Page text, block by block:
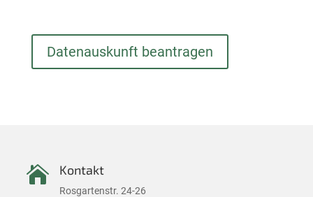
Datenauskunft beantragen
 Kontakt
Rosgartenstr. 24-26